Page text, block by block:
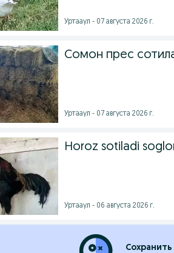
Уртааул - 07 августа 2026 г.
Сомон прес
Уртааул - 07 августа 2026 г.
Horoz sotiladi
Уртааул - 06 августа 2026 г.